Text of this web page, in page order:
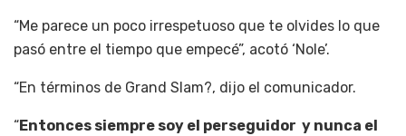
“Me parece un poco irrespetuoso que te olvides lo que
pasó entre el tiempo que empecé”, acotó ‘Nole’.
“En términos de Grand Slam?, dijo el comunicador.
“Entonces siempre soy el perseguidor y nunca el